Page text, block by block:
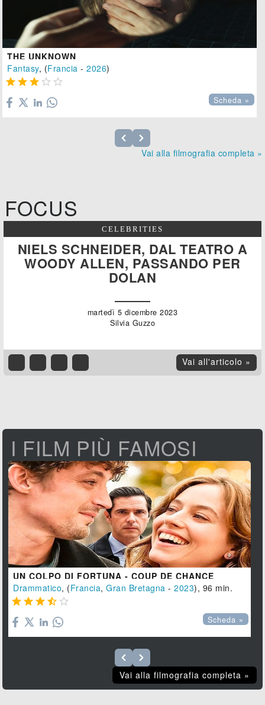
THE UNKNOWN
Fantasy, (Francia -2026)
    
Scheda »
Vai alla filmografia completa »
FOCUS
CELEBRITIES
NIELS SCHNEIDER, DAL TEATRO A
WOODY ALLEN, PASSANDO PER
DOLAN
martedì 5 dicembre 2023
Silvia Guzzo
Vai all'articolo »
I FILM PIÙ FAMOSI
UN COLPO DI FORTUNA - COUP DE CHANCE
Drammatico, (Francia,Gran Bretagna -2023), 96 min.
    
Scheda »
Vai alla filmografia completa »